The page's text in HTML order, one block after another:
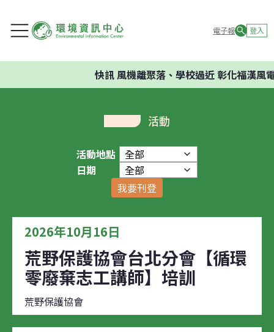
電子報 登入
快訊風機離聚落、學校過近 彰化福漢風
活動
活動地點
日期
我要刊登
2026年10月16日
荒野保護協會台北分會【循環
零廢棄志工講師】培訓
荒野保護協會